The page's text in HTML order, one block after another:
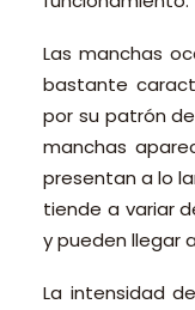
Las manchas
bastante
por su patrón
manchas
presentan a lo
tiende a variar
y pueden llegar
La intensidad